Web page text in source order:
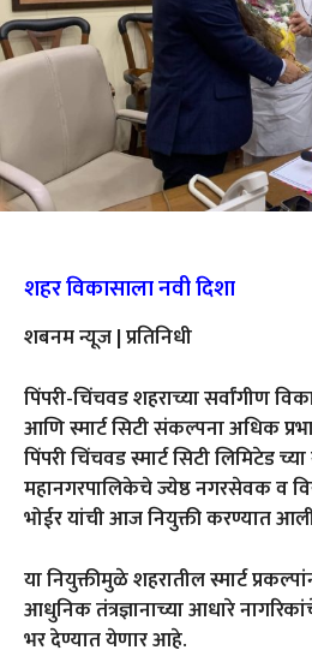
शहर विकासाला नवी दिशा
शबनम न्यूज | प्रतिनिधी
पिंपरी-चिंचवड शहराच्या सर्वांगीण
आणि स्मार्ट सिटी संकल्पना अधिक
पिंपरी चिंचवड स्मार्ट सिटी लिमिटेड
महानगरपालिकेचे ज्येष्ठ नगरसेवक व
भोईर यांची आज नियुक्ती करण्यात
या नियुक्तीमुळे शहरातील स्मार्ट
आधुनिक तंत्रज्ञानाच्या आधारे
भर देण्यात येणार आहे.